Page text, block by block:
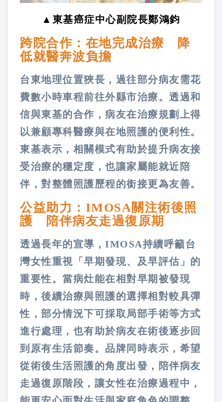
▲東基癌症中心副院長鄭鴻鈞
跨院合作：在地完成治療 降
低就醫奔波負擔
台東地理位置狹長，過往部分病友需花
費數小時車程前往外縣市治療。透過和
信與東基的合作，病友在治療規劃上得
以兼顧專科醫療與在地照護的便利性。
東基表示，相關模式有助於提升病友接
受治療的穩定度，也讓家屬能就近陪
伴，對整體照護歷程的銜接更為友善。
公益助力：IMOSA關注術後照
護 陪伴病友走過復原期
透過長年的宣導，IMOSA持續呼籲台
灣女性重視「早期發現、及早評估」的
重要性。當病灶能在相對早期被發現
時，後續治療與照護的選擇相對較具彈
性，部分情況下可採取局部手術等方式
進行處理，也有助於病友在術後逐步回
到原有生活節奏。品牌同時表示，希望
從術後生活照護的角度出發，陪伴病友
走過復原階段，讓女性在治療過程中，